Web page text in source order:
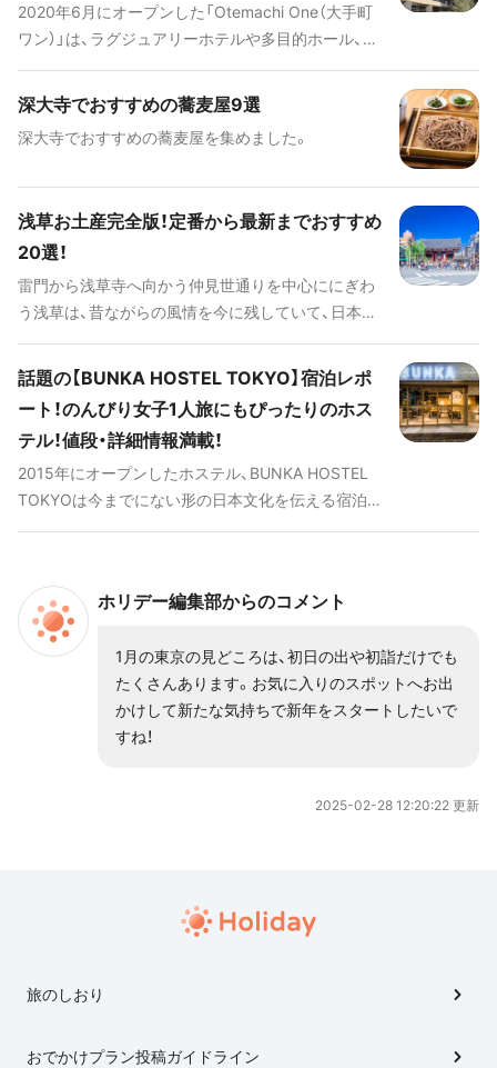
大規模リニューアルを施し、MAGNET by
SHIBUYA109という形でオープンした注目のスポッ
トもご紹介。新しいSHIBUYA109渋谷を感じてみて
はいかがですか？
2020年6月にオープンした「Otemachi One（大手町
ワン）」は、ラグジュアリーホテルや多目的ホール、約
んなOtemachi One（大手町ワン）の気になる最新情
報をご紹介します。
深大寺でおすすめの蕎麦屋9選
深大寺でおすすめの蕎麦屋を集めました。
浅草お土産完全版！定番から最新までおすすめ
20選！
雷門から浅草寺へ向かう仲見世通りを中心ににぎわ
う浅草は、昔ながらの風情を今に残していて、日本人
です。浅草ならではの伝統のつまった和のスイーツ
だけでなく、洗練された洋菓子や、ご飯のおともやお
かずにもなる甘くないものまで、いろんなジャンル
のお土産が見つけられます。そんな魅力あふれる浅
草でおすすめのおいしいお土産を厳選してご紹介し
ます。
話題の【BUNKA HOSTEL TOKYO】宿泊レポ
ート！のんびり女子1人旅にもぴったりのホス
テル！値段・詳細情報満載！
2015年にオープンしたホステル、BUNKA HOSTEL
TOKYOは今までにない形の日本文化を伝える宿泊
のスタッフの方は丁寧な接客をしながらも気軽に話
しかけやすかったですし、1階のスペース「居酒屋ブ
ンカ」や共有スペースのコモンダイニングでは宿泊
客同士の交流もあり、会話を楽しめます。 今回はそ
んな「日本の文化＝心地よい暮らし」を追求したホス
テル、BUNKA HOSTEL TOKYOに宿泊してみまし
ホリデー編集部からのコメント
1月の東京の見どころは、初日の出や初詣だけでも
たくさんあります。お気に入りのスポットへお出
かけして新たな気持ちで新年をスタートしたいで
すね！
2025-02-28 12:20:22 更新
旅のしおり
おでかけプラン投稿ガイドライン